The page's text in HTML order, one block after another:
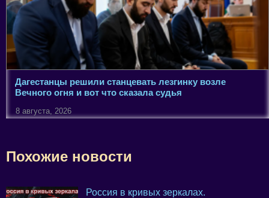
Дагестанцы решили станцевать лезгинку возле
Вечного огня и вот что сказала судья
8 августа, 2026
Похожие новости
Россия в кривых зеркалах.